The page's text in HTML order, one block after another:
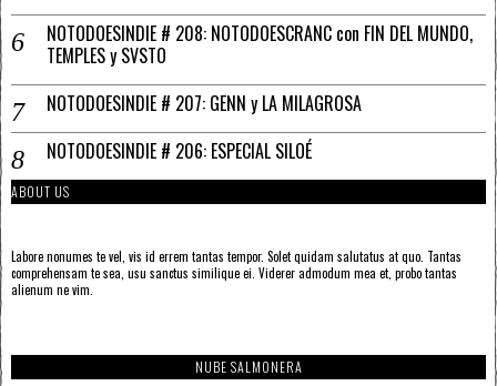
NOTODOESINDIE # 208: NOTODOESCRANC con FIN DEL MUNDO,
TEMPLES y SVSTO
NOTODOESINDIE # 207: GENN y LA MILAGROSA
NOTODOESINDIE # 206: ESPECIAL SILOÉ
ABOUT US
Labore nonumes te vel, vis id errem tantas tempor. Solet quidam salutatus at quo. Tantas
comprehensam te sea, usu sanctus similique ei. Viderer admodum mea et, probo tantas
alienum ne vim.
NUBE SALMONERA